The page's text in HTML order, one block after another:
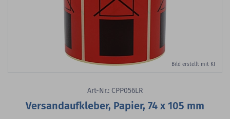
Bild erstellt mit KI
Art-Nr.: CPP056LR
Versandaufkleber, Papier, 74 x 105 mm